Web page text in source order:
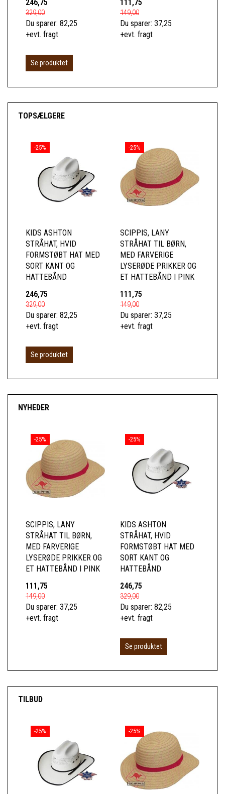
246,75
329,00
Du sparer: 82,25
+evt. fragt
Se produktet
111,75
149,00
Du sparer: 37,25
+evt. fragt
TOPSÆLGERE
-25%
KIDS ASHTON
STRÅHAT, HVID
FORMSTØBT HAT MED
SORT KANT OG
HATTEBÅND
246,75
329,00
Du sparer: 82,25
+evt. fragt
Se produktet
-25%
SCIPPIS, LANY
STRÅHAT TIL BØRN,
MED FARVERIGE
LYSERØDE PRIKKER OG
ET HATTEBÅND I PINK
111,75
149,00
Du sparer: 37,25
+evt. fragt
NYHEDER
-25%
SCIPPIS, LANY
STRÅHAT TIL BØRN,
MED FARVERIGE
LYSERØDE PRIKKER OG
ET HATTEBÅND I PINK
111,75
149,00
Du sparer: 37,25
+evt. fragt
-25%
KIDS ASHTON
STRÅHAT, HVID
FORMSTØBT HAT MED
SORT KANT OG
HATTEBÅND
246,75
329,00
Du sparer: 82,25
+evt. fragt
Se produktet
TILBUD
-25% -25%